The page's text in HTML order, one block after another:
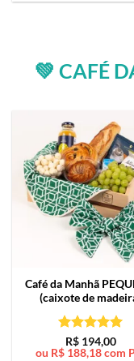
💚 CAFÉ
Café da Manhã
(caixote de
Avaliação5
de 5
R$194,00
ou R$ 188,18com